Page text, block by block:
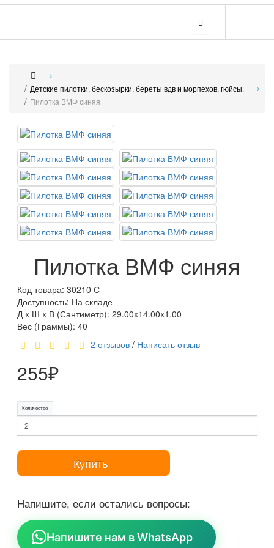
Детские пилотки, бескозырки, береты вдв и морпехов, гюйсы.
Пилотка ВМФ синяя
Пилотка ВМФ синяя
Код товара: 30210 С
Доступность: На складе
Д x Ш x В (Сантиметр): 29.00x14.00x1.00
Вес (Граммы): 40
2 отзывов/ Написать отзыв
255₽
Количество
Купить
Напишите, если остались вопросы:
Напишите нам в WhatsApp